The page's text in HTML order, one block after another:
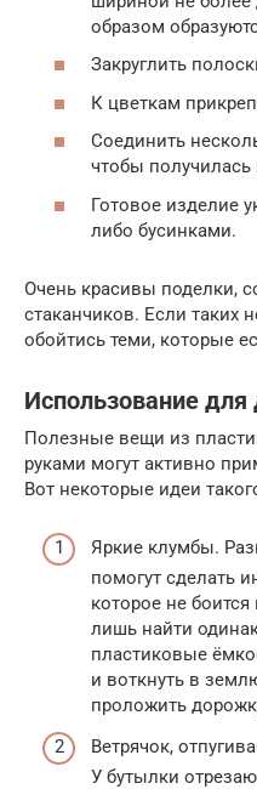
образом
Закруглить
К цветкам
Соединить
чтобы получилась
Готовое изделие
либо бусинками.
Очень красивы поделки,
стаканчиков. Если таких
обойтись теми, которые
Использование для
Полезные вещи из
руками могут активно
Вот некоторые идеи
Яркие клумбы.
помогут сделать
которое не
лишь найти
пластиковые
и воткнуть в
проложить
Ветрячок,
У бутылки